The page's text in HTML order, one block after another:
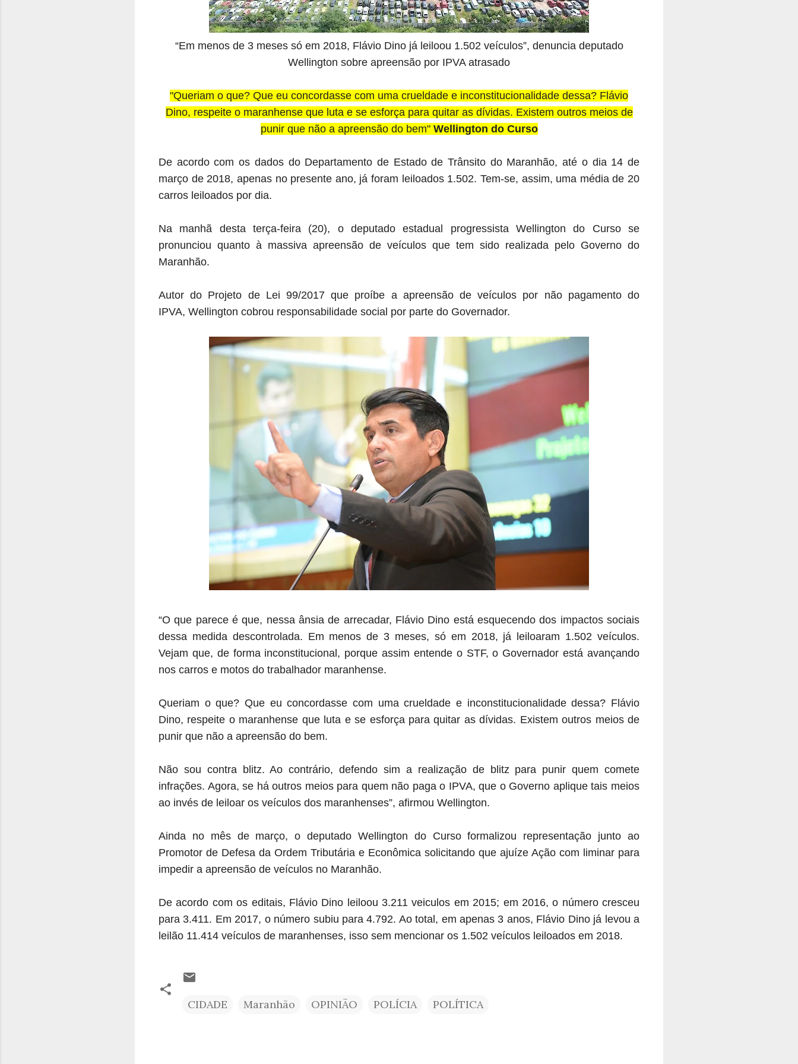
“Em menos de 3 meses só em 2018, Flávio Dino já leiloou 1.502 veículos”, denuncia deputado
Wellington sobre apreensão por IPVA atrasado
"Queriam o que? Que eu concordasse com uma crueldade e inconstitucionalidade dessa? Flávio
Dino, respeite o maranhense que luta e se esforça para quitar as dívidas. Existem outros meios de
punir que não a apreensão do bem" Wellington do Curso
De acordo com os dados do Departamento de Estado de Trânsito do Maranhão, até o dia 14 de
março de 2018, apenas no presente ano, já foram leiloados 1.502. Tem-se, assim, uma média de 20
carros leiloados por dia.
Na manhã desta terça-feira (20), o deputado estadual progressista Wellington do Curso se
pronunciou quanto à massiva apreensão de veículos que tem sido realizada pelo Governo do
Maranhão.
Autor do Projeto de Lei 99/2017 que proíbe a apreensão de veículos por não pagamento do
IPVA, Wellington cobrou responsabilidade social por parte do Governador.
“O que parece é que, nessa ânsia de arrecadar, Flávio Dino está esquecendo dos impactos sociais
dessa medida descontrolada. Em menos de 3 meses, só em 2018, já leiloaram 1.502 veículos.
Vejam que, de forma inconstitucional, porque assim entende o STF, o Governador está avançando
nos carros e motos do trabalhador maranhense.
Queriam o que? Que eu concordasse com uma crueldade e inconstitucionalidade dessa? Flávio
Dino, respeite o maranhense que luta e se esforça para quitar as dívidas. Existem outros meios de
punir que não a apreensão do bem.
Não sou contra blitz. Ao contrário, defendo sim a realização de blitz para punir quem comete
infrações. Agora, se há outros meios para quem não paga o IPVA, que o Governo aplique tais meios
ao invés de leiloar os veículos dos maranhenses”, afirmou Wellington.
Ainda no mês de março, o deputado Wellington do Curso formalizou representação junto ao
Promotor de Defesa da Ordem Tributária e Econômica solicitando que ajuíze Ação com liminar para
impedir a apreensão de veículos no Maranhão.
De acordo com os editais, Flávio Dino leiloou 3.211 veiculos em 2015; em 2016, o número cresceu
para 3.411. Em 2017, o número subiu para 4.792. Ao total, em apenas 3 anos, Flávio Dino já levou a
leilão 11.414 veículos de maranhenses, isso sem mencionar os 1.502 veículos leiloados em 2018.
CIDADE Maranhão OPINIÃO POLÍCIA POLÍTICA